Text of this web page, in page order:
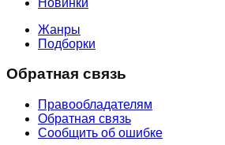
Жанры
Подборки
Обратная связь
Правообладателям
Обратная связь
Сообщить об ошибке